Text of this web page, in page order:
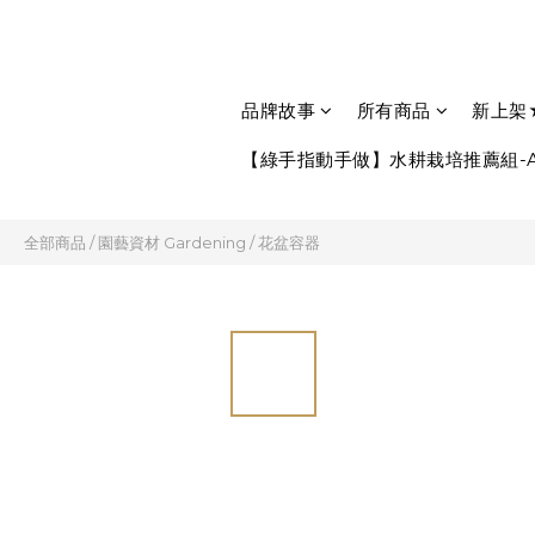
品牌故事 所有商品 新上
【綠手指動手做】水耕栽培推薦
全部商品 /園藝資材 Gardening /花盆容器